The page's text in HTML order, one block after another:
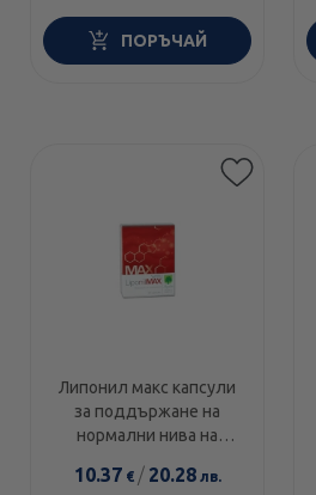
ПОРЪЧАЙ
Липонил макс капсули
за поддържане на
нормални нива на
кръвното налягане х30
10.37 € / 20.28лв.